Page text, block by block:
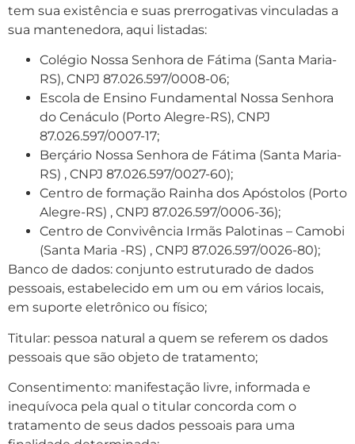
tem sua existência e suas prerrogativas vinculadas a
sua mantenedora, aqui listadas:
Colégio Nossa Senhora de Fátima (Santa Maria-
RS), CNPJ 87.026.597/0008-06;
Escola de Ensino Fundamental Nossa Senhora
do Cenáculo (Porto Alegre-RS), CNPJ
87.026.597/0007-17;
Berçário Nossa Senhora de Fátima (Santa Maria-
RS) , CNPJ 87.026.597/0027-60);
Centro de formação Rainha dos Apóstolos (Porto
Alegre-RS) , CNPJ 87.026.597/0006-36);
Centro de Convivência Irmãs Palotinas – Camobi
(Santa Maria -RS) , CNPJ 87.026.597/0026-80);
Banco de dados: conjunto estruturado de dados
pessoais, estabelecido em um ou em vários locais,
em suporte eletrônico ou físico;
Titular: pessoa natural a quem se referem os dados
pessoais que são objeto de tratamento;
Consentimento: manifestação livre, informada e
inequívoca pela qual o titular concorda com o
tratamento de seus dados pessoais para uma